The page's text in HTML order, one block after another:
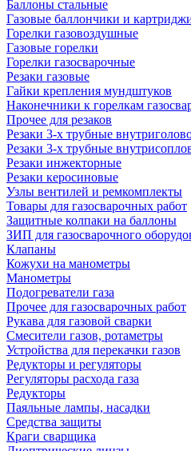
Баллоны стальные
Газовые баллончики и
Горелки газовоздушные
Газовые горелки
Горелки газосварочные
Резаки газовые
Гайки крепления мундштуков
Наконечники к горелкам
Прочее для резаков
Резаки 3-х трубные
Резаки 3-х трубные
Резаки инжекторные
Резаки керосиновые
Узлы вентилей и ремкомплекты
Товары для газосварочных работ
Защитные колпаки на баллоны
ЗИП для газосварочного
Клапаны
Кожухи на манометры
Манометры
Подогреватели газа
Прочее для газосварочных работ
Рукава для газовой сварки
Смесители газов, ротаметры
Устройства для перекачки газов
Редукторы и регуляторы
Регуляторы расхода газа
Редукторы
Паяльные лампы, насадки
Средства защиты
Краги сварщика